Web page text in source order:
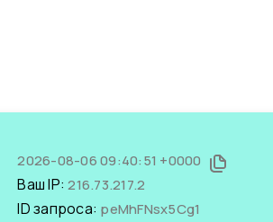
2026-08-06 09:40:51 +0000
Ваш IP:216.73.217.2
ID запроса: peMhFNsx5Cg1